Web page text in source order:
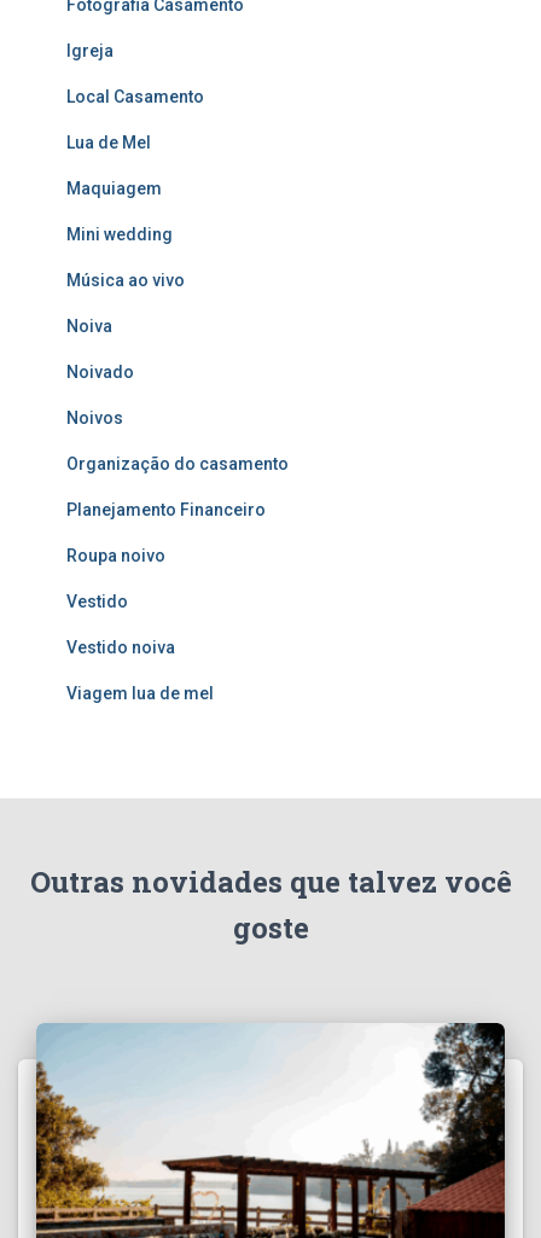
Fotografia Casamento
Igreja
Local Casamento
Lua de Mel
Maquiagem
Mini wedding
Música ao vivo
Noiva
Noivado
Noivos
Organização do casamento
Planejamento Financeiro
Roupa noivo
Vestido
Vestido noiva
Viagem lua de mel
Outras novidades que talvez você
goste